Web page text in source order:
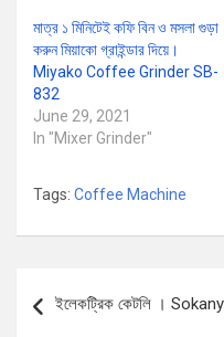
মাত্র ১ মিনিটেই কফি বিন ও মসলা গুড়া
করুন মিয়াকো গ্রাইন্ডার দিয়ে।
Miyako Coffee Grinder SB-
832
June 29, 2021
In "Mixer Grinder"
Tags: Coffee Machine
navigation
ইলেকট্রিক কেটলি ।